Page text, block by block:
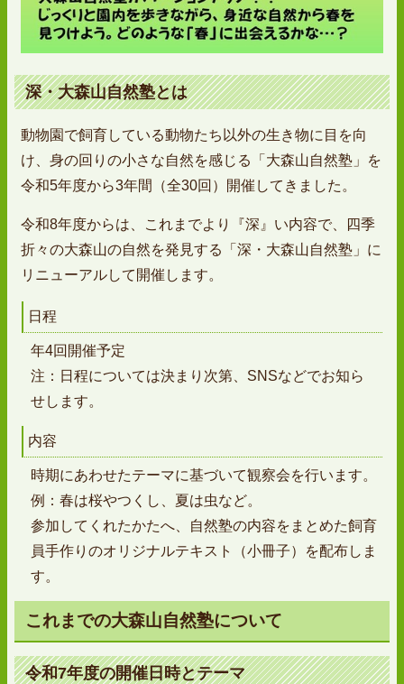
深・大森山自然塾とは
動物園で飼育している動物たち以外の生き物に目を向
け、身の回りの小さな自然を感じる「大森山自然塾」を
令和5年度から3年間（全30回）開催してきました。
令和8年度からは、これまでより『深』い内容で、四季
折々の大森山の自然を発見する「深・大森山自然塾」に
リニューアルして開催します。
日程
年4回開催予定
注：日程については決まり次第、SNSなどでお知ら
せします。
内容
時期にあわせたテーマに基づいて観察会を行います。
例：春は桜やつくし、夏は虫など。
参加してくれたかたへ、自然塾の内容をまとめた飼育
員手作りのオリジナルテキスト（小冊子）を配布しま
す。
これまでの大森山自然塾について
令和7年度の開催日時とテーマ